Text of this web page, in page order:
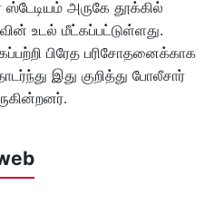
அருகே தூக்கில்
உடல் மீட்கப்பட்டுள்ளது.
பிரேத பரிசோதனைக்காக
இது குறித்து போலீசார்